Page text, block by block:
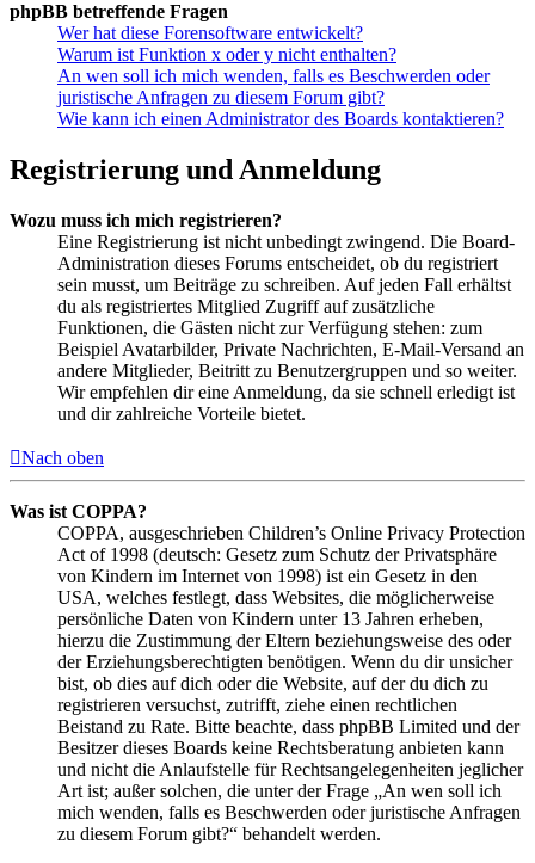
phpBB betreffende Fragen
Wer hat diese Forensoftware entwickelt?
Warum ist Funktion x oder y nicht enthalten?
An wen soll ich mich wenden, falls es Beschwerden oder
juristische Anfragen zu diesem Forum gibt?
Wie kann ich einen Administrator des Boards kontaktieren?
Registrierung und Anmeldung
Wozu muss ich mich registrieren?
Eine Registrierung ist nicht unbedingt zwingend. Die Board-
Administration dieses Forums entscheidet, ob du registriert
sein musst, um Beiträge zu schreiben. Auf jeden Fall erhältst
du als registriertes Mitglied Zugriff auf zusätzliche
Funktionen, die Gästen nicht zur Verfügung stehen: zum
Beispiel Avatarbilder, Private Nachrichten, E-Mail-Versand an
andere Mitglieder, Beitritt zu Benutzergruppen und so weiter.
Wir empfehlen dir eine Anmeldung, da sie schnell erledigt ist
und dir zahlreiche Vorteile bietet.
Nach oben
Was ist COPPA?
COPPA, ausgeschrieben Children’s Online Privacy Protection
Act of 1998 (deutsch: Gesetz zum Schutz der Privatsphäre
von Kindern im Internet von 1998) ist ein Gesetz in den
USA, welches festlegt, dass Websites, die möglicherweise
persönliche Daten von Kindern unter 13 Jahren erheben,
hierzu die Zustimmung der Eltern beziehungsweise des oder
der Erziehungsberechtigten benötigen. Wenn du dir unsicher
bist, ob dies auf dich oder die Website, auf der du dich zu
registrieren versuchst, zutrifft, ziehe einen rechtlichen
Beistand zu Rate. Bitte beachte, dass phpBB Limited und der
Besitzer dieses Boards keine Rechtsberatung anbieten kann
und nicht die Anlaufstelle für Rechtsangelegenheiten jeglicher
Art ist; außer solchen, die unter der Frage „An wen soll ich
mich wenden, falls es Beschwerden oder juristische Anfragen
zu diesem Forum gibt?“ behandelt werden.